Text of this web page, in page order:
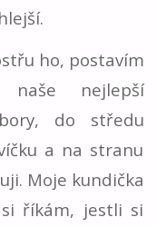
ho, postavím
naše nejlepší
do středu
a na stranu
Moje kundička
říkám, jestli si